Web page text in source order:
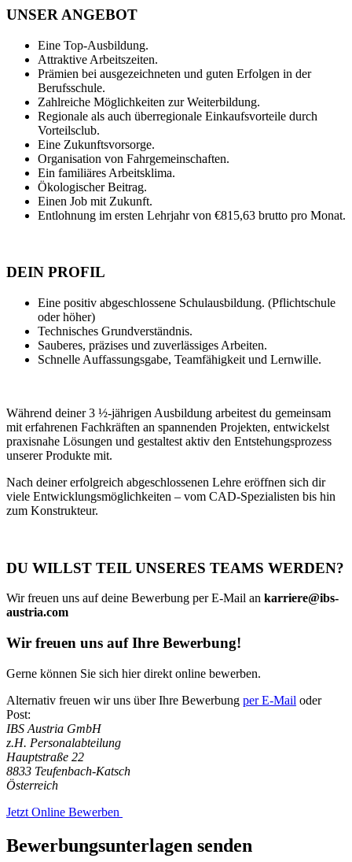
UNSER ANGEBOT
Eine Top-Ausbildung.
Attraktive Arbeitszeiten.
Prämien bei ausgezeichneten und guten Erfolgen in der
Berufsschule.
Zahlreiche Möglichkeiten zur Weiterbildung.
Regionale als auch überregionale Einkaufsvorteile durch
Vorteilsclub.
Eine Zukunftsvorsorge.
Organisation von Fahrgemeinschaften.
Ein familiäres Arbeitsklima.
Ökologischer Beitrag.
Einen Job mit Zukunft.
Entlohnung im ersten Lehrjahr von €815,63 brutto pro Monat.
DEIN PROFIL
Eine positiv abgeschlossene Schulausbildung. (Pflichtschule
oder höher)
Technisches Grundverständnis.
Sauberes, präzises und zuverlässiges Arbeiten.
Schnelle Auffassungsgabe, Teamfähigkeit und Lernwille.
Während deiner 3 ½-jährigen Ausbildung arbeitest du gemeinsam
mit erfahrenen Fachkräften an spannenden Projekten, entwickelst
praxisnahe Lösungen und gestaltest aktiv den Entstehungsprozess
unserer Produkte mit.
Nach deiner erfolgreich abgeschlossenen Lehre eröffnen sich dir
viele Entwicklungsmöglichkeiten – vom CAD-Spezialisten bis hin
zum Konstrukteur.
DU WILLST TEIL UNSERES TEAMS WERDEN?
Wir freuen uns auf deine Bewerbung per E-Mail an karriere@ibs-
austria.com
Wir freuen uns auf Ihre Bewerbung!
Gerne können Sie sich hier direkt online bewerben.
Alternativ freuen wir uns über Ihre Bewerbung per E-Mail oder
Post:
IBS Austria GmbH
z.H. Personalabteilung
Hauptstraße 22
8833 Teufenbach-Katsch
Österreich
Jetzt Online Bewerben
Bewerbungsunterlagen senden